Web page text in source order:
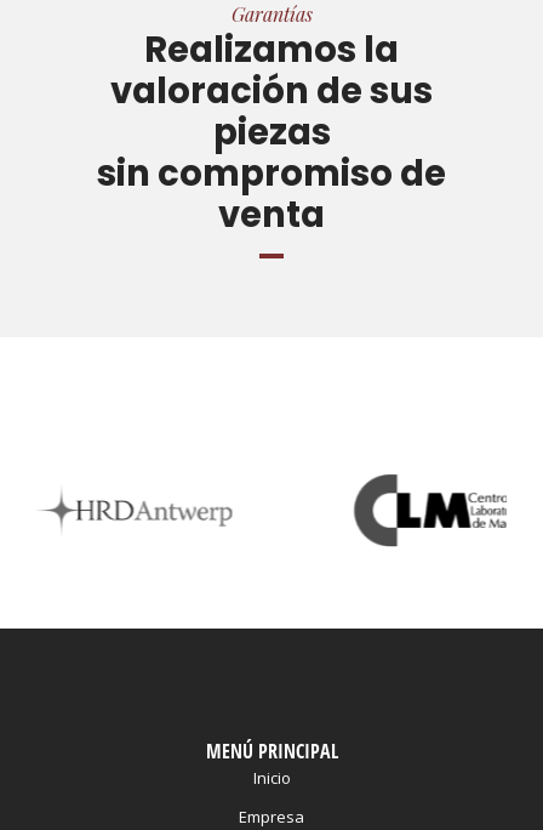
Garantías
Realizamos la
valoración de sus
piezas
sin compromiso de
venta
MENÚ PRINCIPAL
Inicio
Empresa